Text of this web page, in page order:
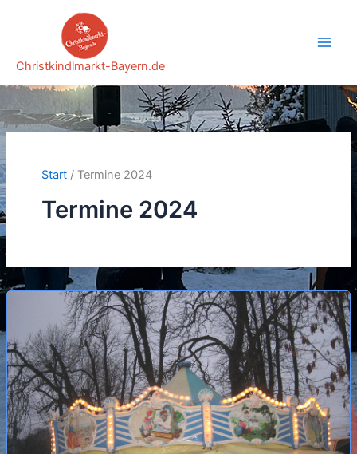
Christkindlmarkt-Bayern.de
Start Termine 2024
Termine 2024